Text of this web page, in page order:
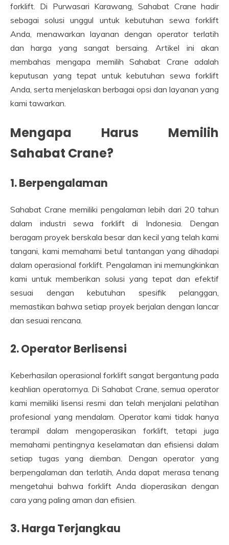
forklift. Di Purwasari Karawang, Sahabat Crane hadir
sebagai solusi unggul untuk kebutuhan sewa forklift
Anda, menawarkan layanan dengan operator terlatih
dan harga yang sangat bersaing. Artikel ini akan
membahas mengapa memilih Sahabat Crane adalah
keputusan yang tepat untuk kebutuhan sewa forklift
Anda, serta menjelaskan berbagai opsi dan layanan yang
kami tawarkan.
Mengapa Harus Memilih
Sahabat Crane?
1. Berpengalaman
Sahabat Crane memiliki pengalaman lebih dari 20 tahun
dalam industri sewa forklift di Indonesia. Dengan
beragam proyek berskala besar dan kecil yang telah kami
tangani, kami memahami betul tantangan yang dihadapi
dalam operasional forklift. Pengalaman ini memungkinkan
kami untuk memberikan solusi yang tepat dan efektif
sesuai dengan kebutuhan spesifik pelanggan,
memastikan bahwa setiap proyek berjalan dengan lancar
dan sesuai rencana.
2. Operator Berlisensi
Keberhasilan operasional forklift sangat bergantung pada
keahlian operatornya. Di Sahabat Crane, semua operator
kami memiliki lisensi resmi dan telah menjalani pelatihan
profesional yang mendalam. Operator kami tidak hanya
terampil dalam mengoperasikan forklift, tetapi juga
memahami pentingnya keselamatan dan efisiensi dalam
setiap tugas yang diemban. Dengan operator yang
berpengalaman dan terlatih, Anda dapat merasa tenang
mengetahui bahwa forklift Anda dioperasikan dengan
cara yang paling aman dan efisien.
3. Harga Terjangkau